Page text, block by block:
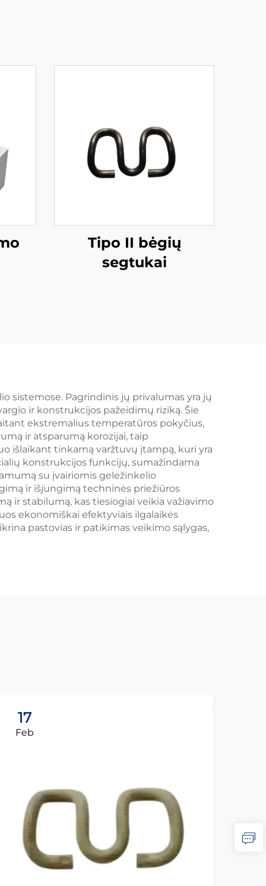
Tipo II bėgių
segtukai
sistemose. Pagrindinis jų privalumas yra jų
ir konstrukcijos pažeidimų riziką. Šie
ekstremalius temperatūros pokyčius,
ir atsparumą korozijai, taip
išlaikant tinkamą varžtuvų įtampą, kuri yra
konstrukcijos funkcijų, sumažindama
su įvairiomis geležinkelio
ir išjungimą techninės priežiūros
ir stabilumą, kas tiesiogiai veikia važiavimo
ekonomiškai efektyviais ilgalaikės
pastovias ir patikimas veikimo sąlygas,
17
Feb